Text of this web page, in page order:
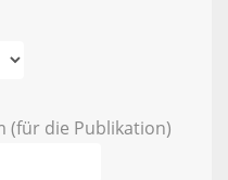
(für die Publikation)